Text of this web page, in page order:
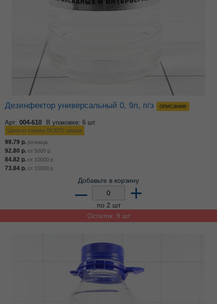
Дезинфектор универсальный 0, 9л, п/э описание
Арт: 004-610 В упаковке: 6 шт.
Цена от суммы ВСЕГО заказа
99.79 р. розница
92.80 р. от 5000 р.
84.82 р. от 10000 р.
73.84 р. от 15000 р.
Добавьте в корзину
– +
по 2 шт
Остаток: 9 шт